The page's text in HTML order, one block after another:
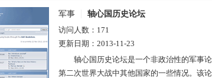
军事
轴心国历史论坛
访问人数： 171
更新日期： 2013-11-23
轴心国历史论坛是一个非政治性的军事
第二次世界大战中其他国家的一些情况。该